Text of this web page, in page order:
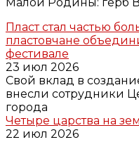
Пласт стал частью
пластовчане
фестивале
23 июл 2026
Свой вклад в
внесли сотрудники
города
Четыре царства на
22 июл 2026